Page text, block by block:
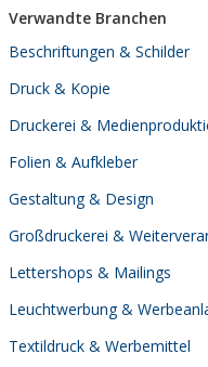
Verwandte Branchen
Beschriftungen & Schilder
Druck & Kopie
Druckerei &
Folien & Aufkleber
Gestaltung & Design
Großdruckerei &
Lettershops & Mailings
Leuchtwerbung &
Textildruck & Werbemittel